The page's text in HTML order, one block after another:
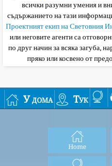
всички разумни умения и
съдържанието на тази
Проектният екип на Световния
или неговите агенти са
по друг начин за всяка загуба,
пряко или косвено от
У дома Тук
Home